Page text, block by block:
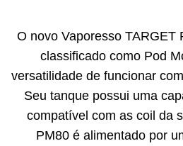
O novo Vaporesso TARGET
classificado como Pod
versatilidade de funcionar
Seu tanque possui uma
compatível com as coil da
PM80 é alimentado por